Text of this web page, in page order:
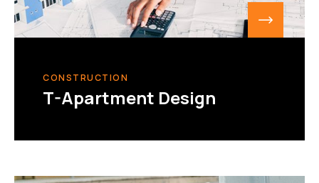
CONSTRUCTION
T-Apartment Design